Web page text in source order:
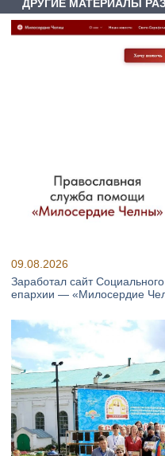
ДРУГИЕ МАТЕРИАЛЫ
09.08.2026
Заработал сайт
епархии — «Милосердие